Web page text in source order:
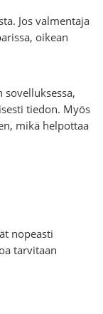
Jos valmentaja
oikean
tiedon. Myös
mikä helpottaa
nopeasti
tarvitaan